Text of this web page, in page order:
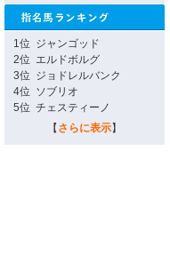
1位 ジャンゴッド
2位 エルドボルグ
3位 ジョドレルバンク
4位 ソブリオ
5位 チェスティーノ
【 さらに表示】